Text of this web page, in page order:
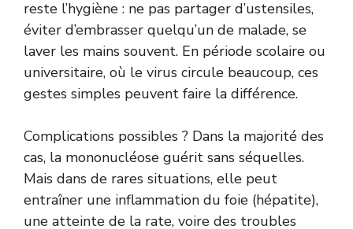
reste l’hygiène : ne pas partager d’ustensiles,
éviter d’embrasser quelqu’un de malade, se
laver les mains souvent. En période scolaire ou
universitaire, où le virus circule beaucoup, ces
gestes simples peuvent faire la différence.
Complications possibles ? Dans la majorité des
cas, la mononucléose guérit sans séquelles.
Mais dans de rares situations, elle peut
entraîner une inflammation du foie (hépatite),
une atteinte de la rate, voire des troubles